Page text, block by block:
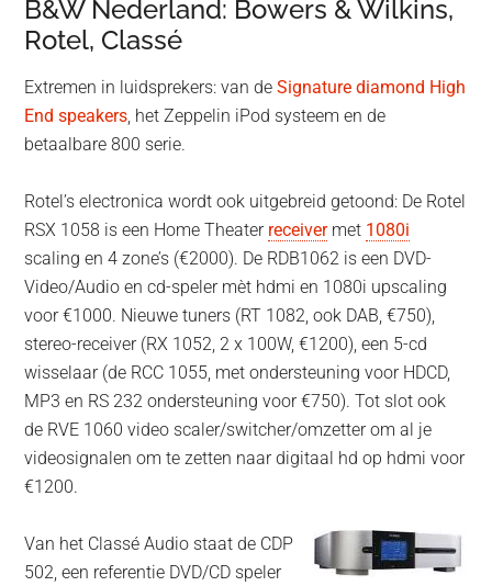
B&W Nederland: Bowers & Wilkins,
Rotel, Classé
Extremen in luidsprekers: van deSignature diamond High
End speakers, het Zeppelin iPod systeem en de
betaalbare 800 serie.
Rotel’s electronica wordt ook uitgebreid getoond: De Rotel
RSX 1058 is een Home Theater receivermet 1080i
scaling en 4 zone’s (€2000). De RDB1062 is een DVD-
Video/Audio en cd-speler mèt hdmi en 1080i upscaling
voor €1000. Nieuwe tuners (RT 1082, ook DAB, €750),
stereo-receiver (RX 1052, 2 x 100W, €1200), een 5-cd
wisselaar (de RCC 1055, met ondersteuning voor HDCD,
MP3 en RS 232 ondersteuning voor €750). Tot slot ook
de RVE 1060 video scaler/switcher/omzetter om al je
videosignalen om te zetten naar digitaal hd op hdmi voor
€1200.
Van het Classé Audio staat de CDP
502, een referentie DVD/CD speler